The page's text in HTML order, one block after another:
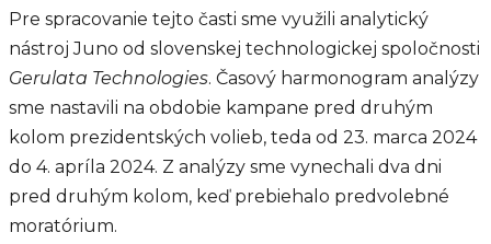
Pre spracovanie tejto časti sme využili analytický
nástroj Juno od slovenskej technologickej spoločnosti
Gerulata Technologies. Časový harmonogram analýzy
sme nastavili na obdobie kampane pred druhým
kolom prezidentských volieb, teda od 23. marca 2024
do 4. apríla 2024. Z analýzy sme vynechali dva dni
pred druhým kolom, keď prebiehalo predvolebné
moratórium.